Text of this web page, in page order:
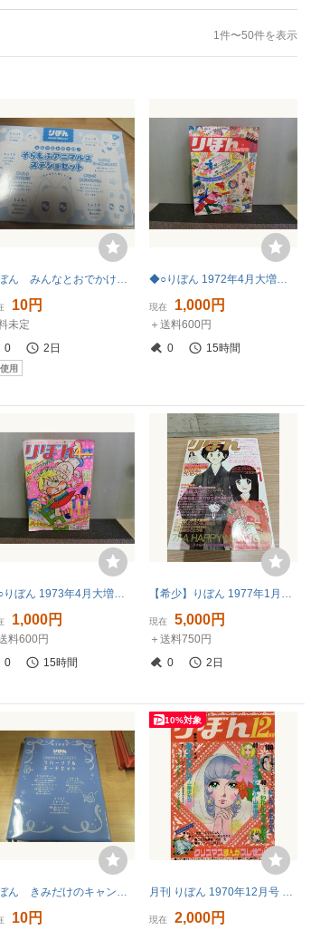
1件〜50件を表示
りぼん みんなとおでかけ そらもふアニマルズ ステショセット
10円
未定
0
2日
用
◆○りぼん 1972年4月大増刊 山岸涼子/汐見朝子/巴里夫/風間宏子/佐伯かよの
現在 1,000円
＋送料600円
0
15時間
◆○りぼん 1973年4月大増刊 汐見朝子/風間宏子/金子節子/新谷かおる/三山節子/佐伯かよの
1,000円
料600円
0
15時間
【希少】りぼん 1977年1月号 お正月特大号 陸奥A子特集掲載 昭和レトロ少女漫画雑誌 集英社
現在 5,000円
＋送料750円
0
2日
りぼん きみだけのキャンバス リバーシブルボードセット
10円
10%対象
月刊 りぼん 1970年12月号 昭和45年 水森亜土 青池保子 もりたじゅん 亀井淑子 宮のぶなお たんのてるこ 松田明姫 井出ちかえ ささきりつこ
現在 2,000円